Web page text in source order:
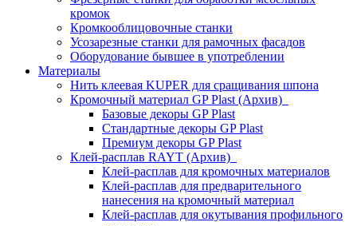
кромок
Кромкооблицовочные станки
Усозарезные станки для рамочных фасадов
Оборудование бывшее в употреблении
Материалы
Нить клеевая KUPER для сращивания шпона
Кромочный материал GP Plast (Архив)
Базовые декоры GP Plast
Стандартные декоры GP Plast
Премиум декоры GP Plast
Клей-расплав RAYT (Архив)
Клей-расплав для кромочных материалов
Клей-расплав для предварительного
нанесения на кромочный материал
Клей-расплав для окутывания профильного